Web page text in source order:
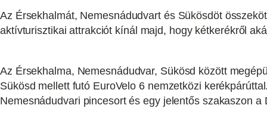
Az Érsekhalmát, Nemesnádudvart és Sükösdöt
aktívturisztikai attrakciót kínál majd, hogy kétkerékről
Az Érsekhalma, Nemesnádudvar, Sükösd között
Sükösd mellett futó EuroVelo 6 nemzetközi
Nemesnádudvari pincesort és egy jelentős szakaszon